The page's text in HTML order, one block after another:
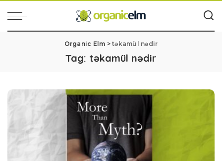
Organic Elm >təkamül nədir
Tag: təkamül nədir